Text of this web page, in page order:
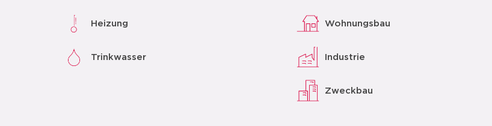
Heizung
Trinkwasser
Wohnungsbau
Industrie
Zweckbau